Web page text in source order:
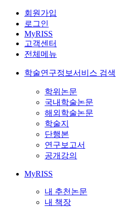
회원가입
로그인
MyRISS
고객센터
전체메뉴
학술연구정보서비스 검색
학위논문
국내학술논문
해외학술논문
학술지
단행본
연구보고서
공개강의
MyRISS
내 추천논문
내 책장